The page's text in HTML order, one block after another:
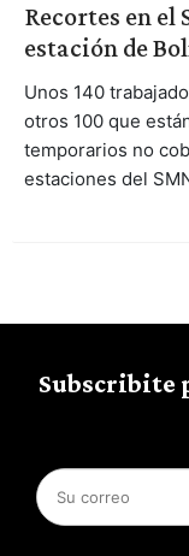
Recortes en el
estación de
Unos 140
otros 100 que
temporarios no
estaciones del
Subscribite